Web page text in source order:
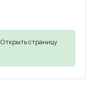
Открыть страницу